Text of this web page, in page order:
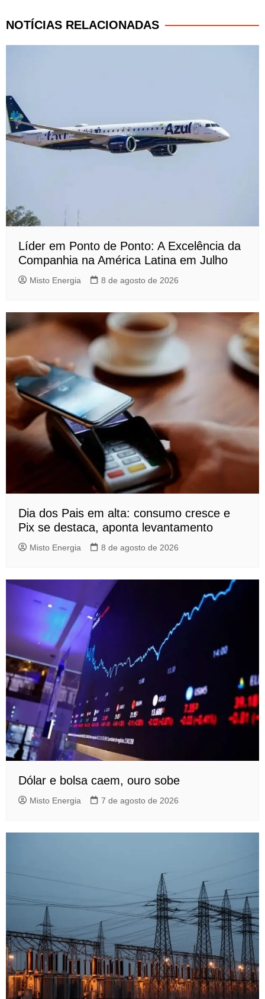
NOTÍCIAS RELACIONADAS
Líder em Ponto de Ponto: A Excelência da
Companhia na América Latina em Julho
Misto Energia 8 de agosto de 2026
Dia dos Pais em alta: consumo cresce e
Pix se destaca, aponta levantamento
Misto Energia 8 de agosto de 2026
Dólar e bolsa caem, ouro sobe
Misto Energia 7 de agosto de 2026